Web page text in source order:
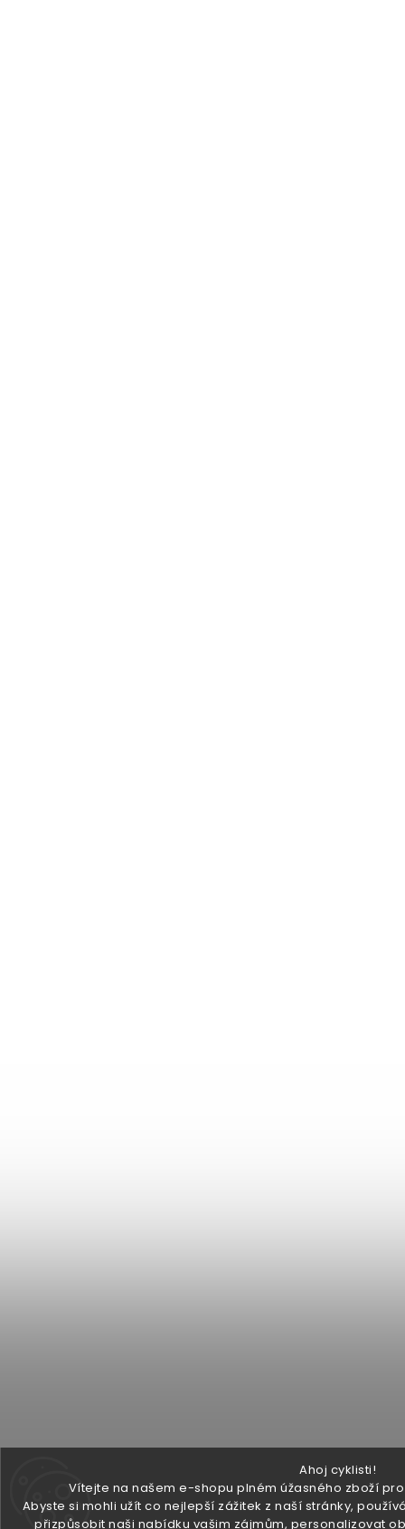
Ahoj cyklisti!
Vítejte na našem e-shopu plném úžasného zboží
Abyste si mohli užít co nejlepší zážitek z naší stránky,
přizpůsobit naši nabídku vašim zájmům, personalizovat